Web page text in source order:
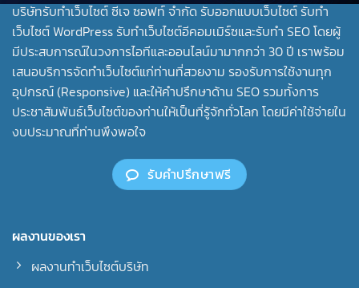
บริษัทรับทําเว็บไซต์ ซีเจ ซอฟท์ จำกัด รับออกแบบเว็บไซต์ รับทำ
เว็บไซต์ WordPress รับทำเว็บไซต์อีคอมเมิร์ซและรับทำ SEO โดยผู้
มีประสบการณ์ในวงการไอทีและออนไลน์มามากกว่า 30 ปี เราพร้อม
เสนอบริการจัดทำเว็บไซต์แก่ท่านที่สวยงาม รองรับการใช้งานทุก
อุปกรณ์ (Responsive) และให้คำปรึกษาด้าน SEO รวมทั้งการ
ประชาสัมพันธ์เว็บไซต์ของท่านให้เป็นที่รู้จักทั่วโลก โดยมีค่าใช้จ่ายใน
งบประมาณที่ท่านพึงพอใจ
รับคำปรึกษาฟรี
ผลงานของเรา
ผลงานทำเว็บไซต์บริษัท